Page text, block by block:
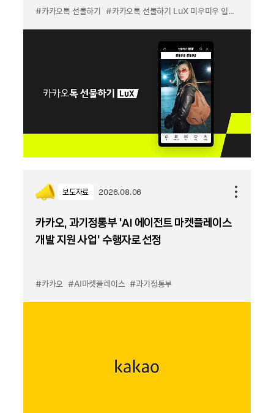
#카카오톡 선물하기 #카카오톡 선물하기 LuX 미우미우 입점
보도자료 2026.08.06
카카오, 과기정통부 ‘AI 에이전트 마켓플레이스
개발 지원 사업’ 수행자로 선정
#카카오 #AI마켓플레이스 #과기정통부